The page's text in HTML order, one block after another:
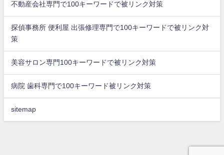
不動産会社専門で100キーワードで被リンク対策
探偵事務所 便利屋 出張修理専門で100キーワードで被リンク対
策
美容サロン専門100キーワードで被リンク対策
病院 歯科専門で100キーワード被リンク対策
sitemap